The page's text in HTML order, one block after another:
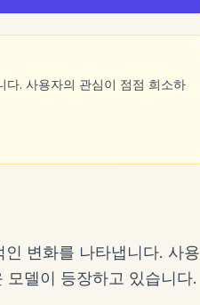
다. 사용자의 관심이 점점 희소하
변화를 나타냅니다. 사용
델이 등장하고 있습니다.